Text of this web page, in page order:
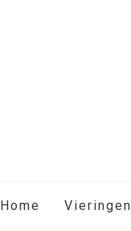
Home Vieringen